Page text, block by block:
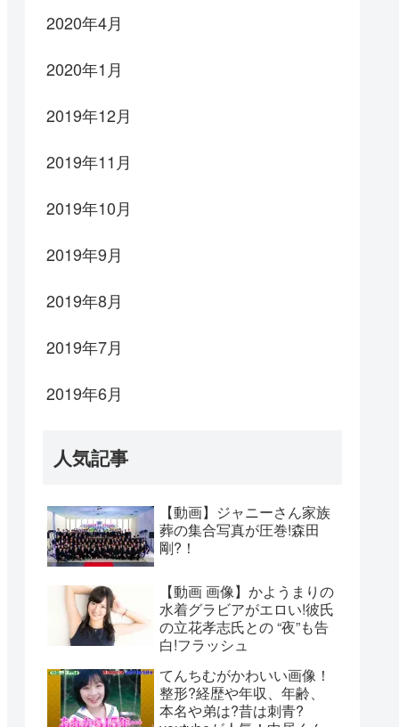
2020年4月
2020年1月
2019年12月
2019年11月
2019年10月
2019年9月
2019年8月
2019年7月
2019年6月
人気記事
【動画】ジャニーさん家族
葬の集合写真が圧巻!森田
剛?！
【動画 画像】かようまりの
水着グラビアがエロい!彼氏
の立花孝志氏との “夜”も告
白!フラッシュ
てんちむがかわいい画像！
整形?経歴や年収、年齢、
本名や弟は?昔は刺青?